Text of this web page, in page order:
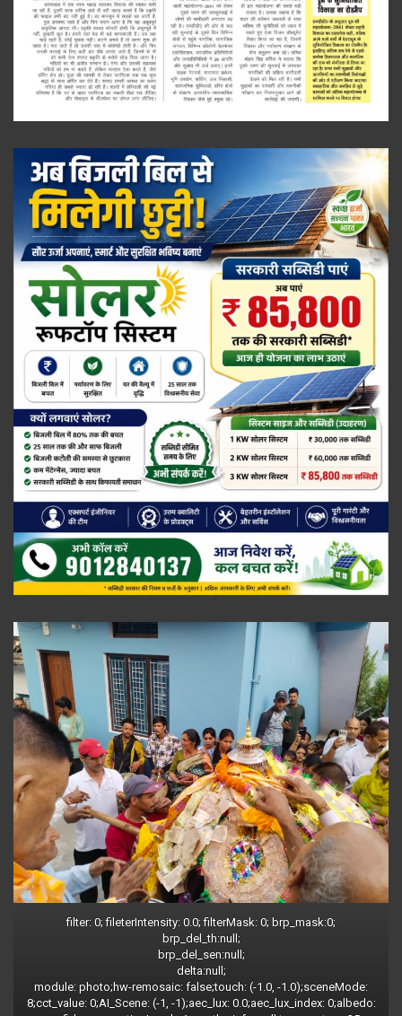
filter: 0; fileterIntensity: 0.0; filterMask: 0; brp_mask:0;
brp_del_th:null;
brp_del_sen:null;
delta:null;
module: photo;hw-remosaic: false;touch: (-1.0, -1.0);sceneMode:
8;cct_value: 0;AI_Scene: (-1, -1);aec_lux: 0.0;aec_lux_index: 0;albedo: